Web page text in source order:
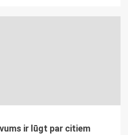
ir lūgt par citiem